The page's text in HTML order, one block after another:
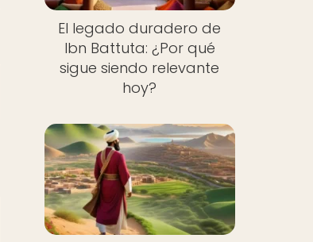
El legado duradero de
Ibn Battuta: ¿Por qué
sigue siendo relevante
hoy?